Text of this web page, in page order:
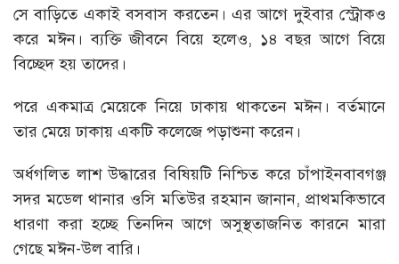
সে বাড়িতে একাই বসবাস করতেন। এর আগে দুইবার স্ট্রোকও
করে মঈন। ব্যক্তি জীবনে বিয়ে হলেও, ১৪ বছর আগে বিয়ে
বিচ্ছেদ হয় তাদের।
পরে একমাত্র মেয়েকে নিয়ে ঢাকায় থাকতেন মঈন। বর্তমানে
তার মেয়ে ঢাকায় একটি কলেজে পড়াশুনা করেন।
অর্ধগলিত লাশ উদ্ধারের বিষিয়টি নিশ্চিত করে চাঁপাইনবাবগঞ্জ
সদর মডেল থানার ওসি মতিউর রহমান জানান, প্রাথমকিভাবে
ধারণা করা হচ্ছে তিনদিন আগে অসুস্থতাজনিত কারনে মারা
গেছে মঈন-উল বারি।